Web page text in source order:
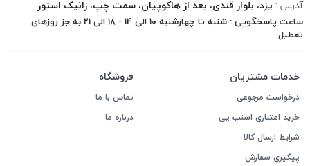
آدرس : یزد، بلوار قندی، بعد از هاکوپیان، سمت چپ، زانیک استور
ساعت پاسخگویی : شنبه تا چهارشنبه 10 الی 14 - 18 الی 21 به جز روزهای
تعطیل
خدمات مشتریان
درخواست مرجوعی
خرید اعتباری اسنپ پی
شرایط ارسال کالا
پیگیری سفارش
فروشگاه
تماس با ما
درباره ما